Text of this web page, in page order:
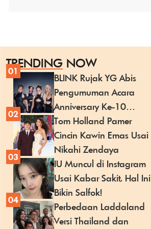
TRENDING NOW
01
BLINK Rujak YG Abis
Pengumuman Acara
Anniversary Ke-10
BLACKPINK
02
Tom Holland Pamer
Cincin Kawin Emas Usai
Nikahi Zendaya
03
IU Muncul di Instagram
Usai Kabar Sakit, Hal Ini
Bikin Salfok!
04
Perbedaan Laddaland
Versi Thailand dan